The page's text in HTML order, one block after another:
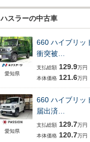
ハスラーの中古車
愛知県
660 ハイブリッ
衝突被…
支払総額 129.9万円
本体価格 121.6万円
愛知県
660 ハイブリッ
届出済…
支払総額 129.7万円
本体価格 120.7万円